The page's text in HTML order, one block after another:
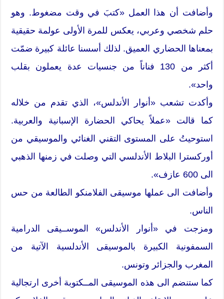
وأضافت أن هذا العمل «كتبَ في وقت مضغوط. وهو
حلم شخصي وعربي، يعكس للمرة الأولى عولمة حقيقية
بمعناها الحضاري العميق. لذلك أسسنا عائلة كبيرة ضمّت
أكثر من 130 فناناً من جنسيات عدة يعملون بقلب
واحد».
وأكدت تشعب «أنوار الأندلس»، الذي تقدم من خلاله
كما قالت «عملاً يحاكي الحضارة الإسبانية والعربية.
استوحيتُ على المستوى التقني الغنائي والموسيقي من
أوركسترا البلاط الأندلسي التي وصلت في زمنها الذهبي
الى 600 عازف».
وأضافت الى عملها موسيقى الفلامنكو الطالعة من حس
الناس.
ومزجت في «أنوار الأندلس» الموســيقى الدرامية
السمفونية الكبيرة بالموسيقى الأندلسية الآتية من
المغرب والجزائر وتونس.
كما ستنضم الى هذه الموسيقى المــكتوبة أخرى ارتجالية